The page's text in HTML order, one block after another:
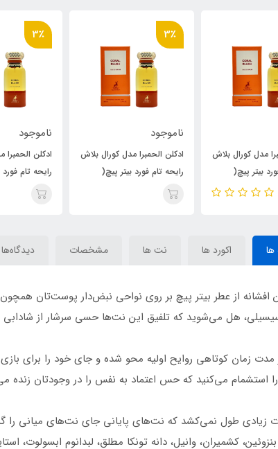
مدل کورال بلاش
بیتر پیچ(
Coral Blush ) Tom Ford
3٪
ناموجود
ادکلن الحمبرا مدل کورال بلاش
رایحه تام فورد بیتر پیچ(
3٪
ناموجود
ادکلن
رایحه تام
ها اکورد ها نت ها مشخصات دیدگاه‌ها
افشانه از عطر بیتر پیچ بر روی نواحی نبض‌دار پوست‌‌تان
هل می‌شوید که تلفیق این نت‌ها حسی سرشار از شادابی
زمان کوتاهی روایح اولیه محو شده و جای خود را برای
استشمام می‌کنید که حس اعتماد به نفس را در وجودتان
زیادی طول نمی‌کشد که نت‌های پایانی جای نت‌های میانی را
کشمیران، وانیل، دانه تونکا مطلق، لبدانوم